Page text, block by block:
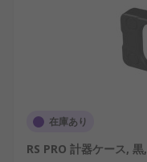
在庫あり
RS PRO 計器ケース,